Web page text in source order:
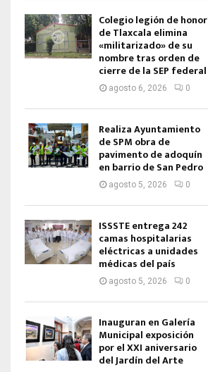
Colegio legión de honor
de Tlaxcala elimina
«militarizado» de su
nombre tras orden de
cierre de la SEP federal
agosto 6, 2026 0
Realiza Ayuntamiento
de SPM obra de
pavimento de adoquín
en barrio de San Pedro
agosto 5, 2026 0
ISSSTE entrega 242
camas hospitalarias
eléctricas a unidades
médicas del país
agosto 5, 2026 0
Inauguran en Galería
Municipal exposición
por el XXI aniversario
del Jardín del Arte